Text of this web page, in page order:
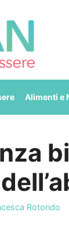
Alimenti e
Rotondo